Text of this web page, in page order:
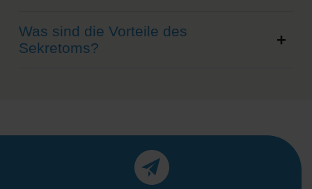
Was sind die Vorteile des
Sekretoms?